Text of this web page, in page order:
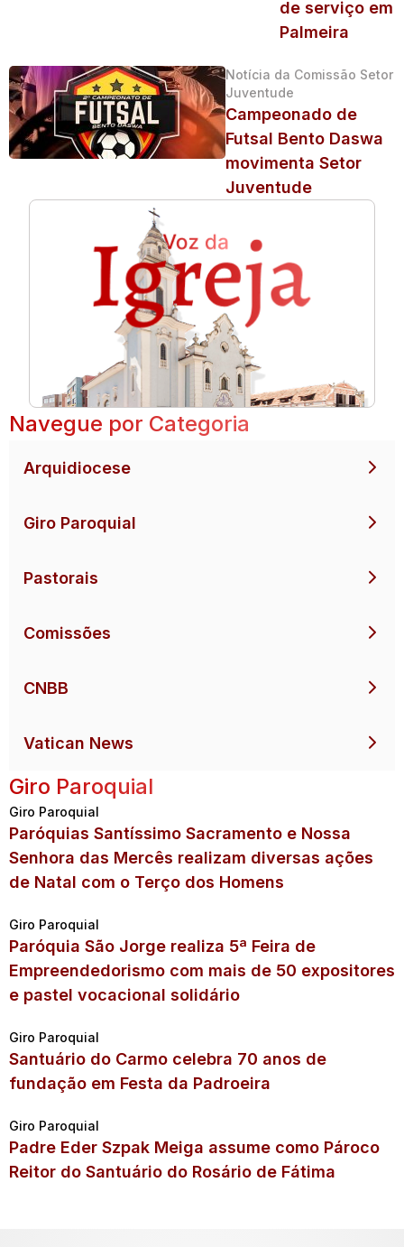
de serviço em
Palmeira
Notícia da Comissão Setor
Juventude
Campeonado de
Futsal Bento Daswa
movimenta Setor
Juventude
Navegue por Categoria
Arquidiocese
Giro Paroquial
Pastorais
Comissões
CNBB
Vatican News
Giro Paroquial
Giro Paroquial
Paróquias Santíssimo Sacramento e Nossa
Senhora das Mercês realizam diversas ações
de Natal com o Terço dos Homens
Giro Paroquial
Paróquia São Jorge realiza 5ª Feira de
Empreendedorismo com mais de 50 expositores
e pastel vocacional solidário
Giro Paroquial
Santuário do Carmo celebra 70 anos de
fundação em Festa da Padroeira
Giro Paroquial
Padre Eder Szpak Meiga assume como Pároco
Reitor do Santuário do Rosário de Fátima